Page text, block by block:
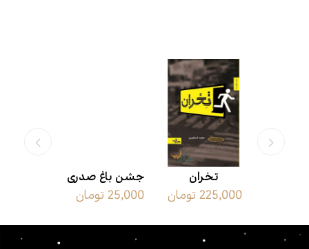
تخران
225,000 تومان
جشن باغ صدری
25,000 تومان